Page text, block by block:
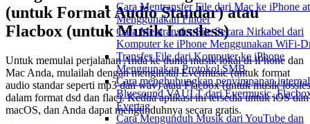
Cara Mentransfer File dari Mac ke iPhone
Menggunakan Finder
Cara Mentransfer File Secara Nirkabel dari
Komputer ke iPhone Menggunakan WiFi-
Transfer File dari Komputer ke iPhone
Menggunakan Protokol SMB
Cara menghubungkan penyimpanan internal
Bluesound VAULT dari Evermusic,
Evertag
Cara Mengunduh Musik dari YouTube dan
(untuk Format Audio Standar) atau
Flacbox (untuk Musik Lossless)
Untuk memulai perjalanan Anda ke dunia musik lokal di iPhone dan
Mac Anda, mulailah dengan menginstal Evermusic (untuk format
audio standar seperti mp3 dan wav) atau Flacbox (untuk musik
dalam format dsd dan flac). Kedua aplikasi ini tersedia untuk iOS dan
macOS, dan Anda dapat mengunduhnya secara gratis.